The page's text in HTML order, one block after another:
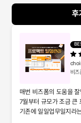
후
비즈
매번 비즈폼의 도움을
7월부터 규모가 조금 큰
기존에 일일업무일지라